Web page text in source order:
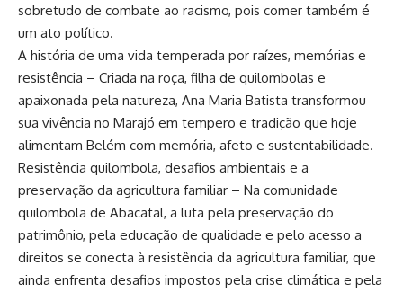
sobretudo de combate ao racismo, pois comer também é
um ato político.
A história de uma vida temperada por raízes, memórias e
resistência – Criada na roça, filha de quilombolas e
apaixonada pela natureza, Ana Maria Batista transformou
sua vivência no Marajó em tempero e tradição que hoje
alimentam Belém com memória, afeto e sustentabilidade.
Resistência quilombola, desafios ambientais e a
preservação da agricultura familiar – Na comunidade
quilombola de Abacatal, a luta pela preservação do
patrimônio, pela educação de qualidade e pelo acesso a
direitos se conecta à resistência da agricultura familiar, que
ainda enfrenta desafios impostos pela crise climática e pela